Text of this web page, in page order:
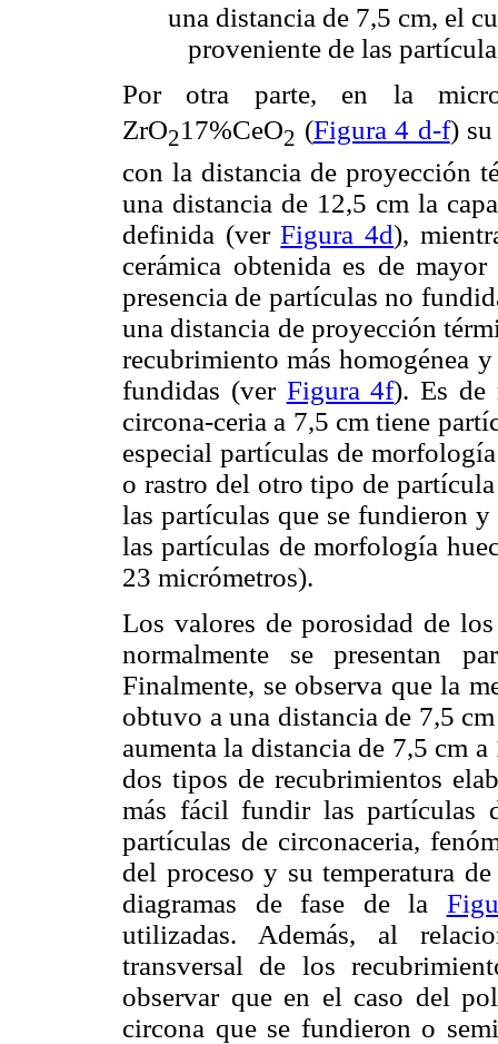
una distancia de 7,5 cm, el
proveniente de las
Por otra parte, en la
ZrO217%CeO2 (Figura 4 d-f)
con la distancia de proyección
una distancia de 12,5 cm la
definida (verFigura 4d),
cerámica obtenida es de
presencia de partículas no
una distancia de proyección
recubrimiento más homogénea
fundidas (ver Figura 4f). Es de
circona-ceria a 7,5 cm tiene
especial partículas de
o rastro del otro tipo de
las partículas que se fundieron
las partículas de morfología
23 micrómetros).
Los valores de porosidad de
normalmente se presentan
Finalmente, se observa que la
obtuvo a una distancia de 7,5
aumenta la distancia de 7,5 cm
dos tipos de recubrimientos
más fácil fundir las partículas
partículas de circonaceria,
del proceso y su temperatura
diagramas de fase de la
utilizadas. Además, al
transversal de los
observar que en el caso del
circona que se fundieron o